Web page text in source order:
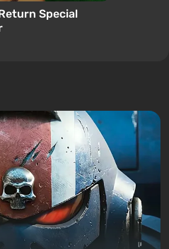
Special